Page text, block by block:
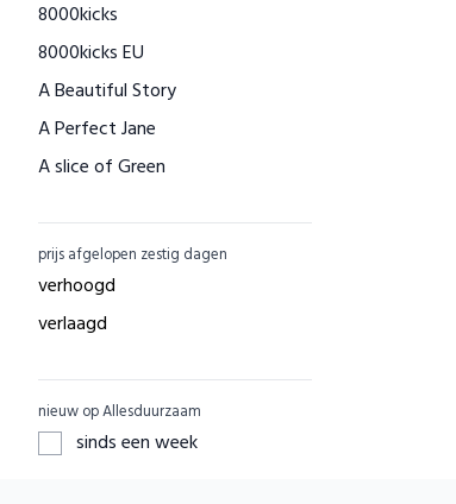
Menstruatiecups.nl
Natural Heroes
Waschbär
Big Green Smile
Little Indians
GreenPicnic
Nature's Gift
Dille & Kamille
ZO Schoon
Yarrah
8000kicks
8000kicks EU
A Beautiful Story
A Perfect Jane
A slice of Green
ACBC
ACE
ADUH
AGAZI
prijs afgelopen zestig dagen
verhoogd
verlaagd
nieuw op Allesduurzaam
sinds een week